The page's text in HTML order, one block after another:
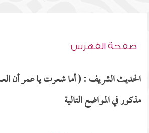
صفحة الفهرس
الحديث الشريف : ( أما شعرت يا عمر أن
مذكور في المواضع التالية